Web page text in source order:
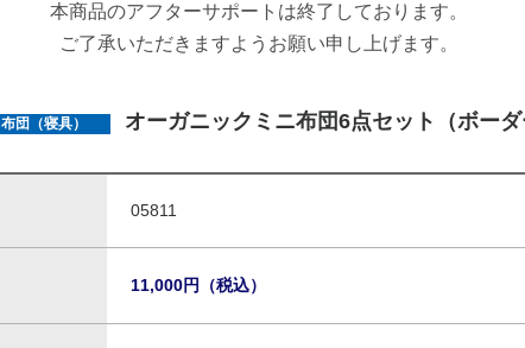
本商品のアフターサポートは終了しております。
ご了承いただきますようお願い申し上げます。
布団（寝具） オーガニックミニ布団6点セット（ボー
05811
11,000円（税込）